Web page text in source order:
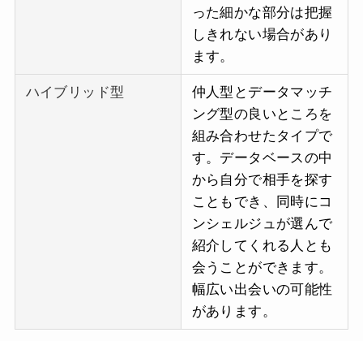
った細かな部分は把握
しきれない場合があり
ます。
ハイブリッド型
仲人型とデータマッチ
ング型の良いところを
組み合わせたタイプで
す。データベースの中
から自分で相手を探す
こともでき、同時にコ
ンシェルジュが選んで
紹介してくれる人とも
会うことができます。
幅広い出会いの可能性
があります。